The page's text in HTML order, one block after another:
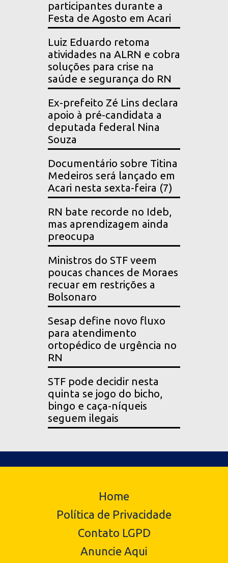
participantes durante a
Festa de Agosto em Acari
Luiz Eduardo retoma
atividades na ALRN e cobra
soluções para crise na
saúde e segurança do RN
Ex-prefeito Zé Lins declara
apoio à pré-candidata a
deputada federal Nina
Souza
Documentário sobre Titina
Medeiros será lançado em
Acari nesta sexta-feira (7)
RN bate recorde no Ideb,
mas aprendizagem ainda
preocupa
Ministros do STF veem
poucas chances de Moraes
recuar em restrições a
Bolsonaro
Sesap define novo fluxo
para atendimento
ortopédico de urgência no
RN
STF pode decidir nesta
quinta se jogo do bicho,
bingo e caça-níqueis
seguem ilegais
Home
Política de Privacidade
Contato LGPD
Anuncie Aqui